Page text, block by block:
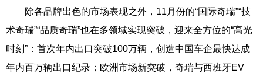
除各品牌出色的市场表现之外，11月份的“国际奇瑞”“技
术奇瑞”“品质奇瑞”也在多领域实现突破，迎来全方位的“高光
时刻”：首次年内出口突破100万辆，创造中国车企最快达成
年内百万辆出口纪录；欧洲市场新突破，奇瑞与西班牙EV